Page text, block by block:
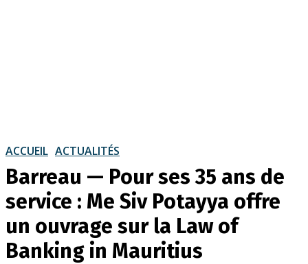
ACCUEIL ACTUALITÉS
Barreau — Pour ses 35 ans de
service : Me Siv Potayya offre
un ouvrage sur la Law of
Banking in Mauritius